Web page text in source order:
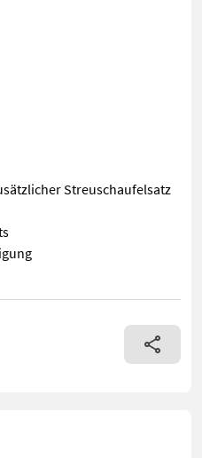
Streuschaufelsatz
Zuladung 2500kg -